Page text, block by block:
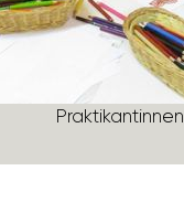
Prak­ti­kan­tinnen